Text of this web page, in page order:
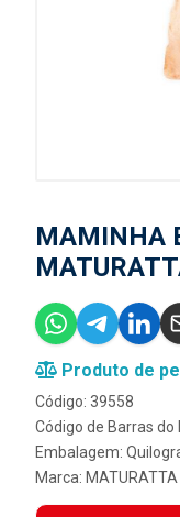
MAMINHA
Produto de
Código: 39558
Código de Barras
Embalagem:
Marca: MATURATTA